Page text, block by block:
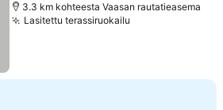
3.3 km kohteesta Vaasan rautatieasema
Lasitettu terassiruokailu